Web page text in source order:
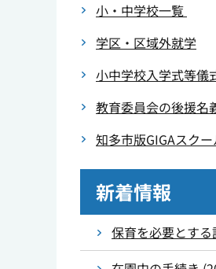
小・中学校一覧
学区・区域外就学
小中学校入学式等儀
教育委員会の後援名
知多市版GIGAスク
新着情報
保育を必要とす